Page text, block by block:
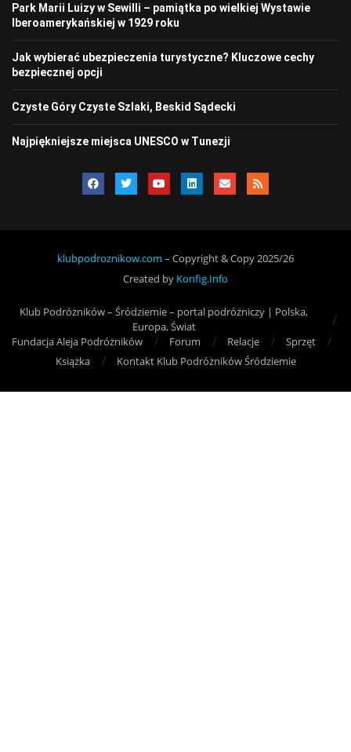
Park Marii Luizy w Sewilli – pamiątka po wielkiej Wystawie
Iberoamerykańskiej w 1929 roku
Jak wybierać ubezpieczenia turystyczne? Kluczowe cechy
bezpiecznej opcji
Czyste Góry Czyste Szlaki, Beskid Sądecki
Najpiękniejsze miejsca UNESCO w Tunezji
klubpodroznikow.com – Copyright & Copy 2025/26
Created by Konfig.Info
Klub Podróżników – Śródziemie – portal podróżniczy | Polska,
Europa, Świat
Fundacja Aleja Podróżników
Forum Relacje
Sprzęt
Książka
Kontakt Klub Podróżników Śródziemie